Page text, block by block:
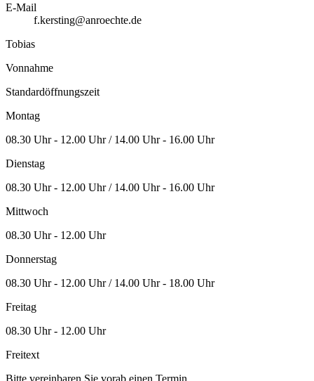
E-Mail
f.kersting@anroechte.de
Tobias
Vonnahme
Standardöffnungszeit
Montag
08.30 Uhr - 12.00 Uhr / 14.00 Uhr - 16.00 Uhr
Dienstag
08.30 Uhr - 12.00 Uhr / 14.00 Uhr - 16.00 Uhr
Mittwoch
08.30 Uhr - 12.00 Uhr
Donnerstag
08.30 Uhr - 12.00 Uhr / 14.00 Uhr - 18.00 Uhr
Freitag
08.30 Uhr - 12.00 Uhr
Freitext
Bitte vereinbaren Sie vorab einen Termin.